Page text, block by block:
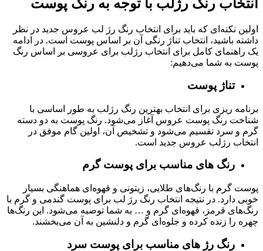
انتخاب رنگ رژلب با توجه به رنگ پوست
اولین نکته‌ای که باید برای انتخاب رنگ رژ لب عروس جدید در نظر
داشته باشید، انتخاب تناژ رنگی آن بر اساس پوست است. در ادامه
یک راهنمای کامل برای انتخاب رژلب برای عروسی بر اساس رنگ
پوست به شما می‌دهیم:
تناژ پوست
برنامه‌ ریزی برای انتخاب بهترین رنگ رژلب به طور اساسی با
شناخت رنگ پوست عروس آغاز می‌شود. رنگ پوست به دو دسته
گرم و سرد تقسیم می‌شود و تشخیص آن، اولین گام موفق در
انتخاب رژلب عروس جدید است.
رنگ‌ های مناسب برای پوست گرم
پوست گرم با رنگ‌های طلایی، زیتونی و قهوه‌ای هماهنگی بسیار
خوبی دارد. در نتیجه انتخاب رنگ رژ لب برای پوست گندمی و گرم با
رنگ‌های قرمز، قهوه‌ای گرم و … به شما توصیه می‌شود. این رنگ‌ها
چهره را زنده کرده و جلوه‌ای گرم و دلنشین به آن می‌بخشند.
رنگ رژ ‌های مناسب برای پوست سرد